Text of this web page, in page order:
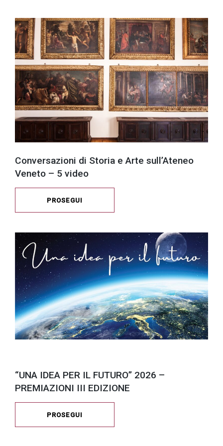
Conversazioni di Storia e Arte sull’Ateneo
Veneto – 5 video
PROSEGUI
“UNA IDEA PER IL FUTURO” 2026 –
PREMIAZIONI III EDIZIONE
PROSEGUI